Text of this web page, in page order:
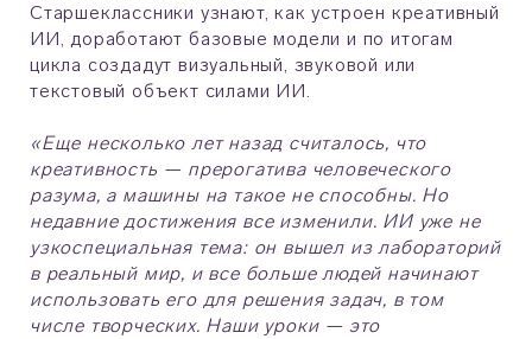
Старшеклассники узнают, как устроен креативный
ИИ, доработают базовые модели и по итогам
цикла создадут визуальный, звуковой или
текстовый объект силами ИИ.
«Еще несколько лет назад считалось, что
креативность — прерогатива человеческого
разума, а машины на такое не способны. Но
недавние достижения все изменили. ИИ уже не
узкоспециальная тема: он вышел из лабораторий
в реальный мир, и все больше людей начинают
использовать его для решения задач, в том
числе творческих. Наши уроки — это